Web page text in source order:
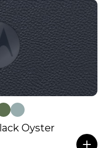
Oyster